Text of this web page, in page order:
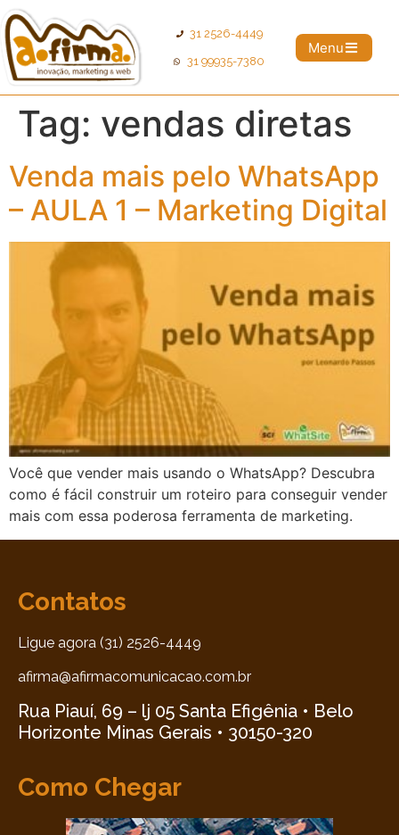
31 2526-4449
31 99935-7380
Menu
Tag: vendas diretas
Venda mais pelo WhatsApp
– AULA 1 – Marketing Digital
Você que vender mais usando o WhatsApp? Descubra
como é fácil construir um roteiro para conseguir vender
mais com essa poderosa ferramenta de marketing.
Contatos
Ligue agora (31) 2526-4449
afirma@afirmacomunicacao.com.br
Rua Piauí, 69 – lj 05 Santa Efigênia • Belo
Horizonte Minas Gerais • 30150-320
Como Chegar